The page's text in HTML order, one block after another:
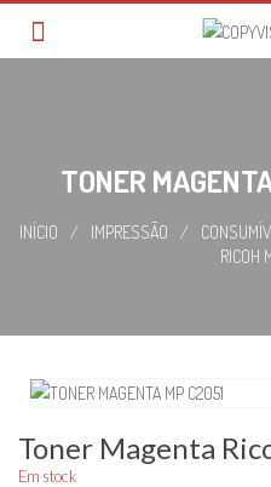
TONER
INÍCIO / IMPRESSÃO /
RICOH
Toner Magenta
Em stock